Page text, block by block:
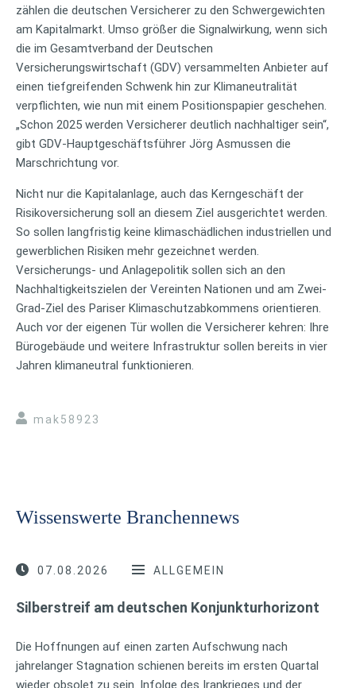
zählen die deutschen Versicherer zu den Schwergewichten
am Kapitalmarkt. Umso größer die Signalwirkung, wenn sich
die im Gesamtverband der Deutschen
Versicherungswirtschaft (GDV) versammelten Anbieter auf
einen tiefgreifenden Schwenk hin zur Klimaneutralität
verpflichten, wie nun mit einem Positionspapier geschehen.
„Schon 2025 werden Versicherer deutlich nachhaltiger sein“,
gibt GDV-Hauptgeschäftsführer Jörg Asmussen die
Marschrichtung vor.
Nicht nur die Kapitalanlage, auch das Kerngeschäft der
Risikoversicherung soll an diesem Ziel ausgerichtet werden.
So sollen langfristig keine klimaschädlichen industriellen und
gewerblichen Risiken mehr gezeichnet werden.
Versicherungs- und Anlagepolitik sollen sich an den
Nachhaltigkeitszielen der Vereinten Nationen und am Zwei-
Grad-Ziel des Pariser Klimaschutzabkommens orientieren.
Auch vor der eigenen Tür wollen die Versicherer kehren: Ihre
Bürogebäude und weitere Infrastruktur sollen bereits in vier
Jahren klimaneutral funktionieren.
mak58923
Wissenswerte Branchennews
07.08.2026 ALLGEMEIN
Silberstreif am deutschen Konjunkturhorizont
Die Hoffnungen auf einen zarten Aufschwung nach
jahrelanger Stagnation schienen bereits im ersten Quartal
wieder obsolet zu sein. Infolge des Irankrieges und der